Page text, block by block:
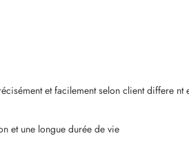
et facilement selon client differe nt
et une longue durée de vie